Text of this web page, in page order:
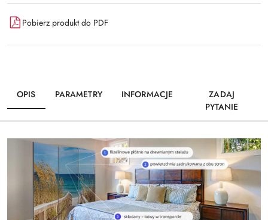
Pobierz produkt do PDF
OPIS PARAMETRY INFORMACJE
ZADAJ
PYTANIE